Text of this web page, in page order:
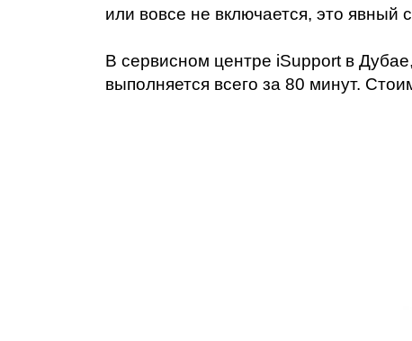
или вовсе не включается, это явный
В сервисном центре iSupport в
выполняется всего за 80 минут.